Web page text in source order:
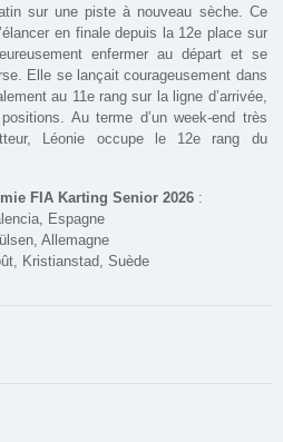
sur une piste à nouveau sèche. Ce
en finale depuis la 12e place sur
enfermer au départ et se
Elle se lançait courageusement dans
au 11e rang sur la ligne d’arrivée,
Au terme d’un week-end très
Léonie occupe le 12e rang du
FIA Karting Senior 2026 :
Espagne
Allemagne
Kristianstad, Suède